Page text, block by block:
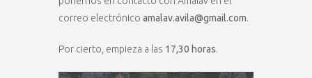
correo electrónico amalav.avila@gmail.com.
Por cierto, empieza a las 17,30 horas.